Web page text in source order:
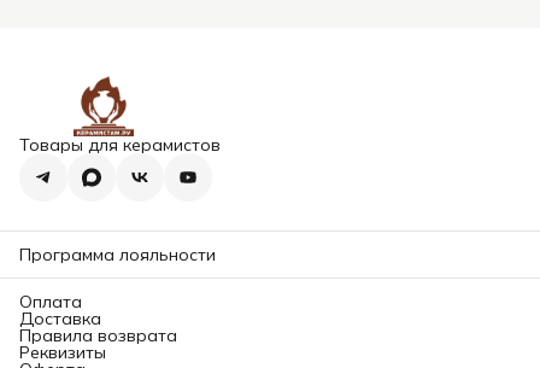
Товары для керамистов
Программа лояльности
Оплата
Доставка
Правила возврата
Реквизиты